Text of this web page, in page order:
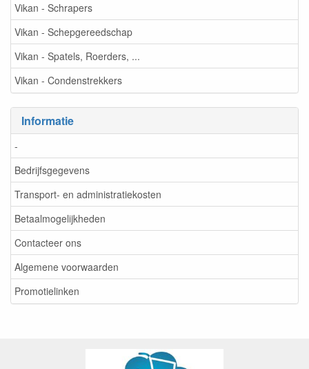
Vikan - Schrapers
Vikan - Schepgereedschap
Vikan - Spatels, Roerders, ...
Vikan - Condenstrekkers
Informatie
-
Bedrijfsgegevens
Transport- en administratiekosten
Betaalmogelijkheden
Contacteer ons
Algemene voorwaarden
Promotielinken